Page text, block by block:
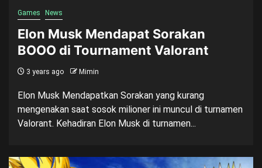
Games News
Elon Musk Mendapat Sorakan
BOOO di Tournament Valorant
3 years ago Mimin
Elon Musk Mendapatkan Sorakan yang kurang
mengenakan saat sosok milioner ini muncul di turnamen
Valorant. Kehadiran Elon Musk di turnamen...